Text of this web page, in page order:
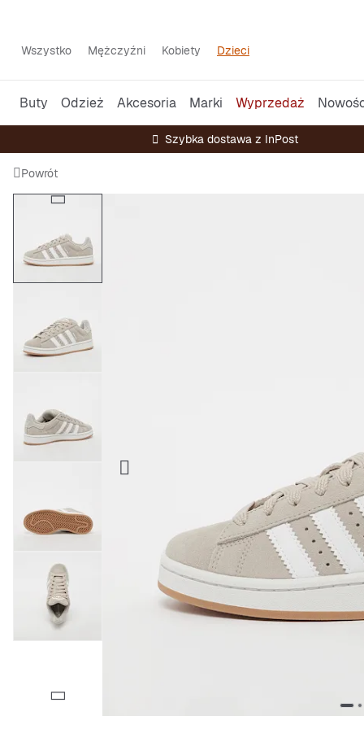
Wszystko Mężczyźni Kobiety Dzieci
Buty Odzież Akcesoria Marki Wyprzedaż
Szybka dostawa z InPost
Powrót